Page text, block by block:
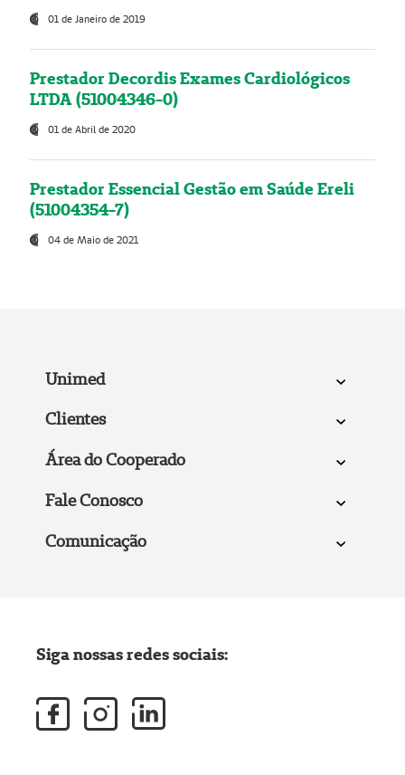
01 de Janeiro de 2019
Prestador Decordis Exames Cardiológicos
LTDA (51004346-0)
01 de Abril de 2020
Prestador Essencial Gestão em Saúde Ereli
(51004354-7)
04 de Maio de 2021
Unimed
Clientes
Área do Cooperado
Fale Conosco
Comunicação
Siga nossas redes sociais: